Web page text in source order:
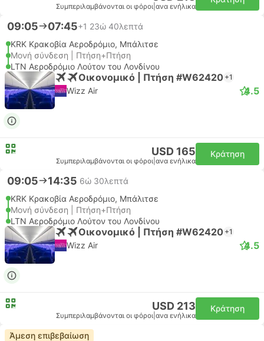
Συμπεριλαμβάνονται οι φόροι ανα ενήλικα
09:05 07:45+1 23ώ 40λεπτά
KRK Κρακοβία Αεροδρόμιο, Μπάλιτσε
Μονή σύνδεση | Πτήση+Πτήση
LTN Αεροδρόμιο Λούτον του Λονδίνου
Οικονομικό | Πτήση #W62420 +1
Wizz Air 4.5
USD 165
Συμπεριλαμβάνονται οι φόροι ανα ενήλικα
Κράτηση
09:05 14:35 6ώ 30λεπτά
KRK Κρακοβία Αεροδρόμιο, Μπάλιτσε
Μονή σύνδεση | Πτήση+Πτήση
LTN Αεροδρόμιο Λούτον του Λονδίνου
Οικονομικό | Πτήση #W62420 +1
Wizz Air 4.5
USD 213
Συμπεριλαμβάνονται οι φόροι ανα ενήλικα
Κράτηση
Άμεση επιβεβαίωση